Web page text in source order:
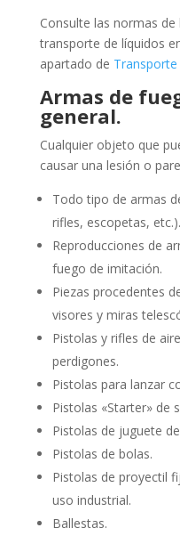
Consulte las normas
transporte de líquidos
apartado de
Armas de
general.
Cualquier objeto que
causar una lesión o
Todo tipo de armas
rifles, escopetas, etc.).
Reproducciones de
fuego de imitación.
Piezas procedentes
visores y miras
Pistolas y rifles de
perdigones.
Pistolas para lanzar
Pistolas «Starter» de
Pistolas de juguete
Pistolas de bolas.
Pistolas de proyectil
uso industrial.
Ballestas.